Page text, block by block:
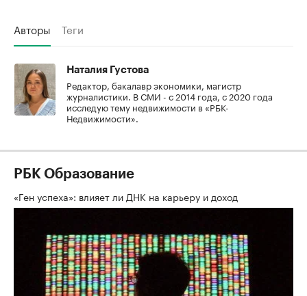
Авторы Теги
Наталия Густова
Редактор, бакалавр экономики, магистр
журналистики. В СМИ - с 2014 года, с 2020 года
исследую тему недвижимости в «РБК-
Недвижимости».
РБК Образование
«Ген успеха»: влияет ли ДНК на карьеру и доход